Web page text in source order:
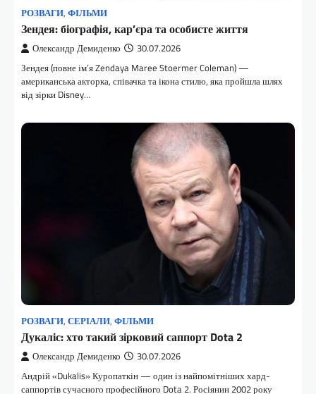
РОЗВАГИ, ФІЛЬМИ
Зендея: біографія, кар’єра та особисте життя
Олександр Демиденко 30.07.2026
Зендея (повне ім’я Zendaya Maree Stoermer Coleman) —
американська акторка, співачка та ікона стилю, яка пройшла шлях
від зірки Disney…
РОЗВАГИ, СЕРІАЛИ, ФІЛЬМИ
Дукаліс: хто такий зірковий саппорт Dota 2
Олександр Демиденко 30.07.2026
Андрій «Dukalis» Куропаткін — один із найпомітніших хард-
саппортів сучасного професійного Dota 2. Росіянин 2002 року